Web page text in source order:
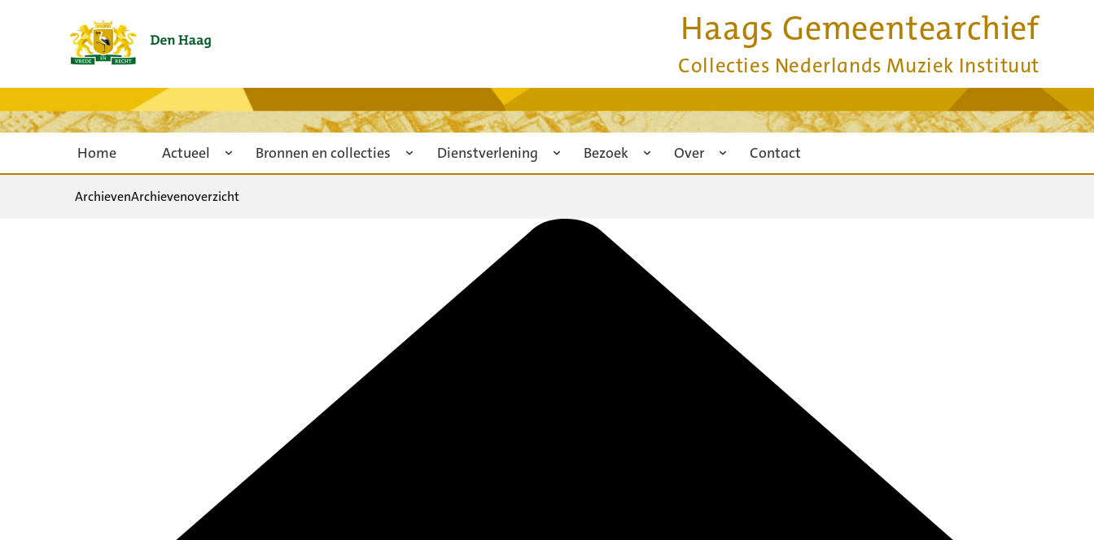
Haags Gemeentearchief
Collecties Nederlands Muziek Instituut
Home Actueel Bronnen en collecties Dienstverlening Bezoek Over Contact
ArchievenArchievenoverzicht